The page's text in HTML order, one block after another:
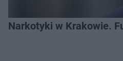
Narkotyki w Krakowie.